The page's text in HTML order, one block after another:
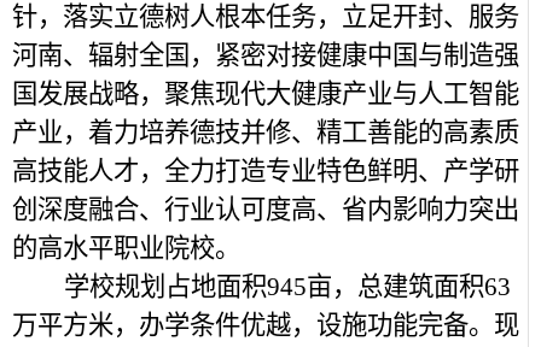
针，落实立德树人根本任务，立足开封、服务
河南、辐射全国，紧密对接健康中国与制造强
国发展战略，聚焦现代大健康产业与人工智能
产业，着力培养德技并修、精工善能的高素质
高技能人才，全力打造专业特色鲜明、产学研
创深度融合、行业认可度高、省内影响力突出
的高水平职业院校。
学校规划占地面积945亩，总建筑面积63
万平方米，办学条件优越，设施功能完备。现